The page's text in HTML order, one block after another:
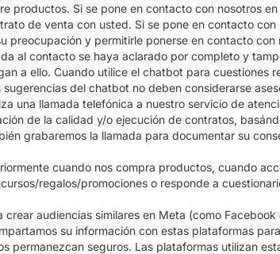
productos. Si se pone en contacto con nosotros
de venta con usted. Si se pone en contacto
preocupación y permitirle ponerse en contacto
al contacto se haya aclarado por completo y
a ello. Cuando utilice el chatbot para
del chatbot no deben considerarse
una llamada telefónica a nuestro servicio de
de la calidad y/o ejecución de contratos,
grabaremos la llamada para documentar su
cuando nos compra productos, cuando
regalos/promociones o responde a
crear audiencias similares en Meta (como
su información con estas plataformas
permanezcan seguros. Las plataformas utilizan